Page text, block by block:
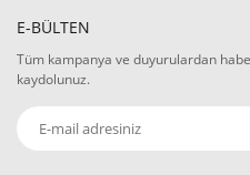
E-BÜLTEN
Tüm kampanya ve duyurulardan
kaydolunuz.